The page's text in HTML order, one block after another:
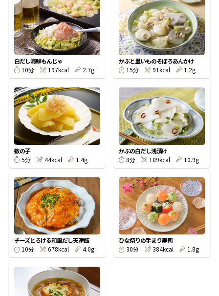
新鮮一番 『氷熟®』
『踊り節』
鰹節屋の
だしパック
だし粉
白だし海鮮もんじゃ
10分
197kcal 2.7g
かぶと里いものそぼろあんかけ
15分
91kcal 1.2g
数の子
5分
44kcal 1.4g
かぶの白だし浅漬け
8分
109kcal 10.9g
チーズとろける和風だし天津飯
10分
678kcal 4.0g
ひな祭りの手まり寿司
30分
384kcal 1.8g